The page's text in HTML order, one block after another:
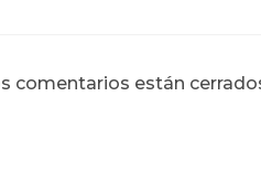
comentarios están